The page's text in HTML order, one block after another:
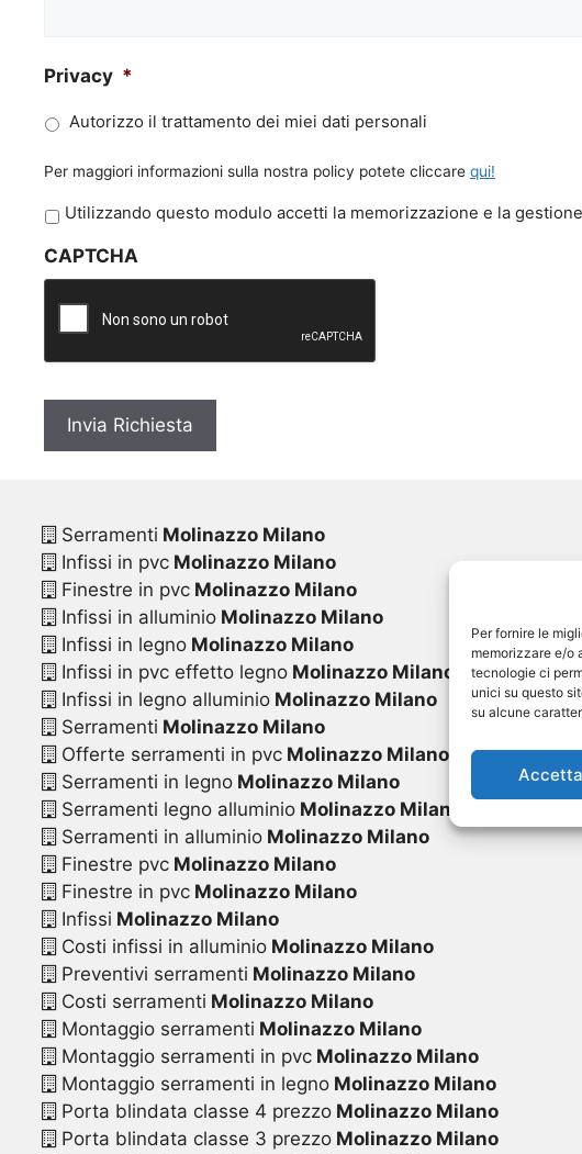
Per fornire le
memorizzare e/o
tecnologie ci
unici su questo
su alcune
Accetta
Privacy *
Autorizzo il trattamento dei miei dati personali
Per maggiori informazioni sulla nostra policy potete cliccare qui!
P
i
v
y
Utilizzando questo modulo accetti la memorizzazione e la
CAPTCHA
Serramenti Molinazzo Milano
Infissi in pvcMolinazzo Milano
Finestre in pvcMolinazzo Milano
Infissi in alluminioMolinazzo Milano
Infissi in legnoMolinazzo Milano
Infissi in pvc effetto legnoMolinazzo Milano
Infissi in legno alluminioMolinazzo Milano
Serramenti Molinazzo Milano
Offerte serramenti in pvcMolinazzo Milano
Serramenti in legnoMolinazzo Milano
Serramenti legno alluminioMolinazzo Milano
Serramenti in alluminioMolinazzo Milano
Finestre pvcMolinazzo Milano
Finestre in pvcMolinazzo Milano
Infissi Molinazzo Milano
Costi infissi in alluminioMolinazzo Milano
Preventivi serramenti Molinazzo Milano
Costi serramenti Molinazzo Milano
Montaggio serramenti Molinazzo Milano
Montaggio serramenti in pvcMolinazzo Milano
Montaggio serramenti in legnoMolinazzo Milano
Porta blindata classe 4 prezzoMolinazzo Milano
Porta blindata classe 3 prezzoMolinazzo Milano